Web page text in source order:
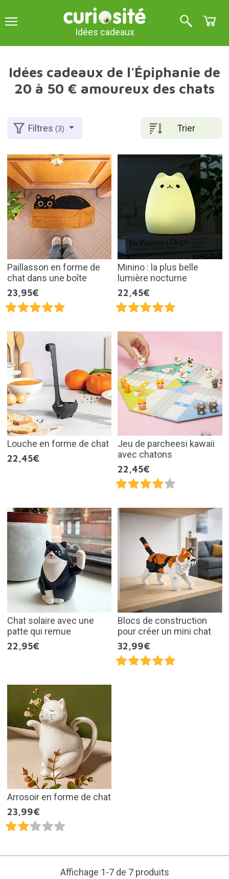
Idées cadeaux
Idées cadeaux de l'Épiphanie de
20 à 50 € amoureux des chats
Trier
Filtres(3)
Paillasson en forme de
chat dans une boîte
23,95€
Minino : la plus belle
lumière nocturne
22,45€
Louche en forme de chat
22,45€
Jeu de parcheesi kawaii
avec chatons
22,45€
Chat solaire avec une
patte qui remue
22,95€
Blocs de construction
pour créer un mini chat
32,99€
Arrosoir en forme de chat
23,99€
Affichage 1-7 de 7 produits